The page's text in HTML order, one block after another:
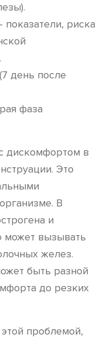
риска
день после
фаза
дискомфортом в
Это
В
и
может вызывать
желез.
быть разной
до резких
проблемой,